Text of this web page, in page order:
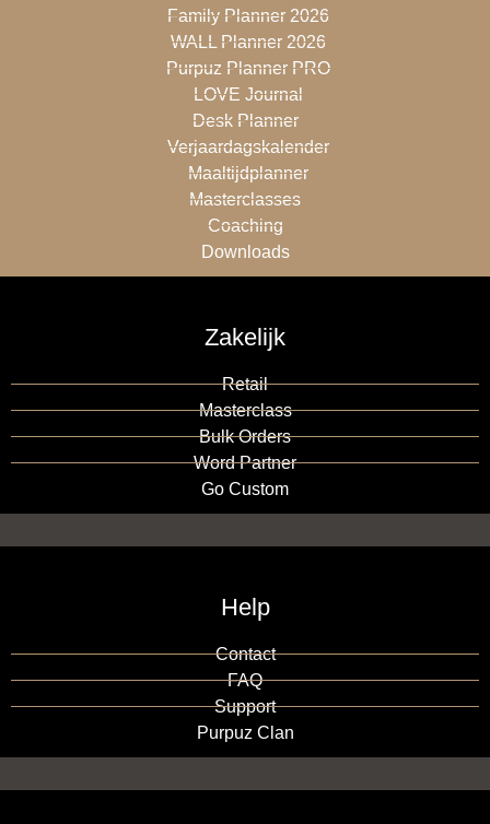
Family Planner 2026
WALL Planner 2026
Purpuz Planner PRO
LOVE Journal
Desk Planner
Verjaardagskalender
Maaltijdplanner
Masterclasses
Coaching
Downloads
Zakelijk
Retail
Masterclass
Bulk Orders
Word Partner
Go Custom
Help
Contact
FAQ
Support
Purpuz Clan